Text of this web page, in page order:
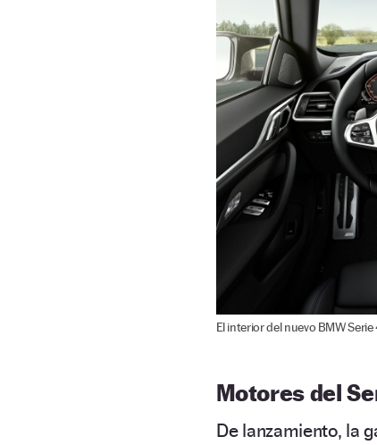
El interior del nuevo BMW
Motores del
De lanzamiento, la